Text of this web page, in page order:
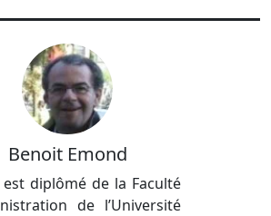
Benoit Emond
diplômé de la Faculté
de l’Université